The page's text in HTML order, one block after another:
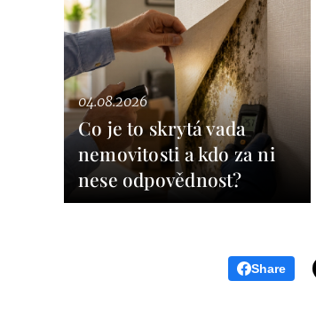
04.08.2026
Co je to skrytá vada
nemovitosti a kdo za ni
nese odpovědnost?
Share